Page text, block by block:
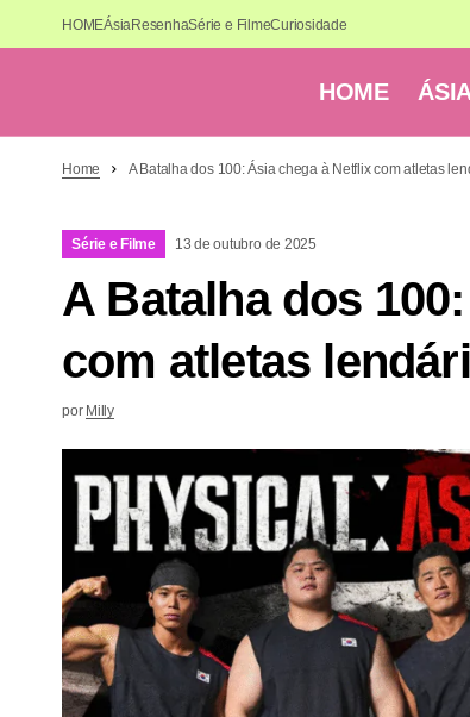
HOMEÁsiaResenhaSérie e FilmeCuriosidade
HOME
Home A Batalha dos 100: Ásia chega à Netflix com atletas
Série e Filme 13 de outubro de 2025
A Batalha dos
com atletas
por Milly